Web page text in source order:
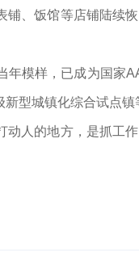
、饭馆等店铺陆续
样，已成为国家
型城镇化综合试点镇
人的地方，是抓工